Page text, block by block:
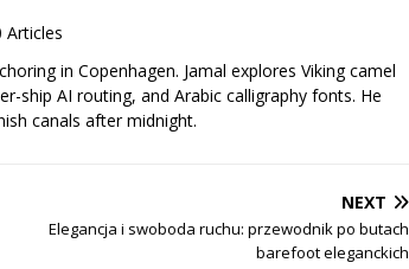
Articles
in Copenhagen. Jamal explores Viking camel
ship AI routing, and Arabic calligraphy fonts. He
canals after midnight.
NEXT
Elegancja i swoboda ruchu: przewodnik po butach
barefoot eleganckich